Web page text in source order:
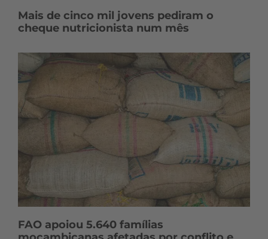
Mais de cinco mil jovens pediram o
cheque nutricionista num mês
FAO apoiou 5.640 famílias